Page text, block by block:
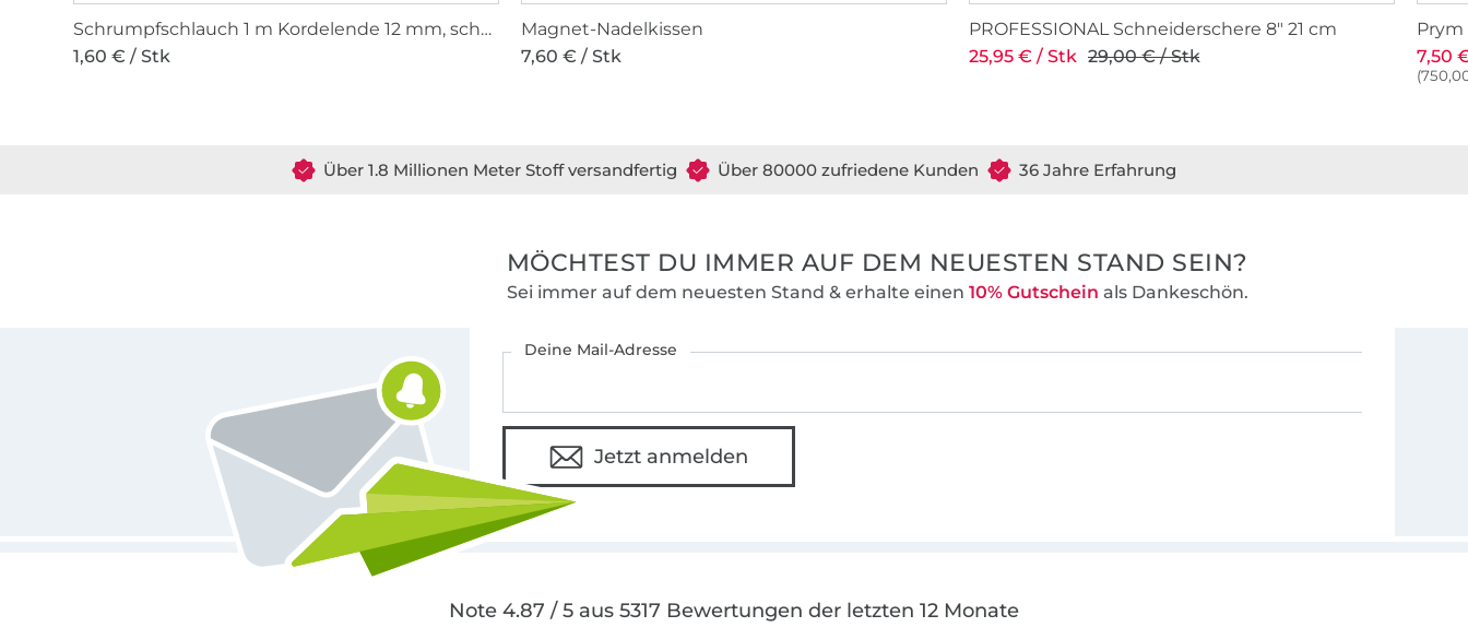
Schrumpfschlauch 1 m Kordelende 12 mm, schwarz
1,60 € / Stk
Magnet-Nadelkissen
7,60 € / Stk
PROFESSIONAL Schneiderschere 8" 21 cm
25,95 € / Stk 29,00 € / Stk
7,50
Über 1.8 Millionen Meter Stoff versandfertig Über 80000 zufriedene Kunden 36 Jahre Erfahrung
MÖCHTEST DU IMMER AUF DEM NEUESTEN STAND SEIN?
Sei immer auf dem neuesten Stand & erhalte einen 10% Gutschein als Dankeschön.
Deine Mail-Adresse
Jetzt anmelden
Note 4.87 / 5 aus 5317 Bewertungen der letzten 12 Monate